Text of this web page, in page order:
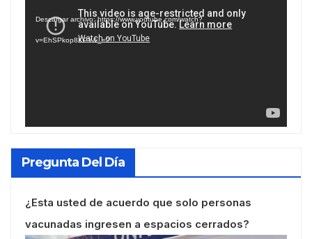
vídeo
Descargar archivo: https://www.youtube.com/watch?
v=EhSPkop8KPY&_=2
Pregunta Del Día
¿Esta usted de acuerdo que solo personas
vacunadas ingresen a espacios cerrados?